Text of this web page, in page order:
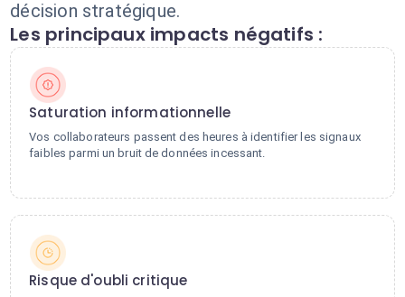
décision stratégique.
Les principaux impacts négatifs :
Saturation informationnelle
Vos collaborateurs passent des heures à identifier les signaux
faibles parmi un bruit de données incessant.
Risque d'oubli critique